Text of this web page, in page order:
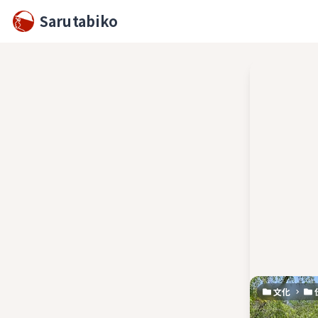
Sarutabiko
文化